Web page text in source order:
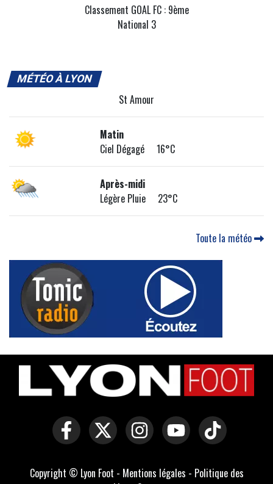
Classement GOAL FC : 9ème
National 3
MÉTÉO À LYON
St Amour
Matin
Ciel Dégagé 16°C
Après-midi
Légère Pluie 23°C
Toute la météo
Copyright © Lyon Foot - Mentions légales - Politique des